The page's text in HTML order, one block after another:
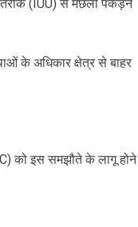
तरीके (IUU) से मछली पकड़ने
के अधिकार क्षेत्र से बाहर
को इस समझौते के लागू होने